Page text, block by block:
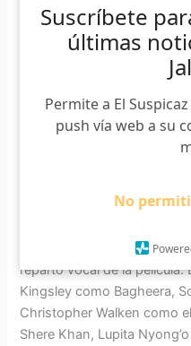
Suscríbete
últimas
Permite a El
push vía web a su
No
¿Qué es lo que sabemos
película?
The Jungle Book 2016
animada anterior de 1967.
mimar al máximo la
Iron Man. Y contando con
reparto vocal de la película:
Kingsley como Bagheera,
Christopher Walken como
Shere Khan, Lupita